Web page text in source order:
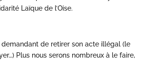
Laïque de l’Oise.
de retirer son acte illégal (le
Plus nous serons nombreux à le faire,